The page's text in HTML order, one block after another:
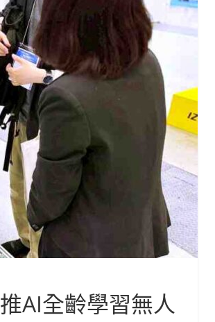
AI全齡學習無人